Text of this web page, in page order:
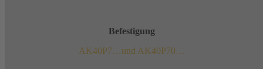
Befestigung
AK40P7…und AK40P70…